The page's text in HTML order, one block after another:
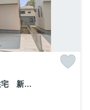
練馬区大泉町1丁目 長期優良住宅 新規分譲全16棟